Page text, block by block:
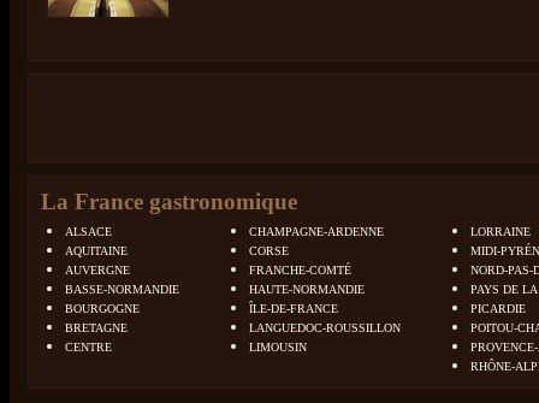
La France gastronomique
ALSACE
AQUITAINE
AUVERGNE
BASSE-NORMANDIE
BOURGOGNE
BRETAGNE
CENTRE
CHAMPAGNE-ARDENNE
CORSE
FRANCHE-COMTÉ
HAUTE-NORMANDIE
ÎLE-DE-FRANCE
LANGUEDOC-ROUSSILLON
LIMOUSIN
LORRAINE
MIDI-
NORD-PAS-
PAYS DE
PICARDIE
POITOU-
RHÔNE-